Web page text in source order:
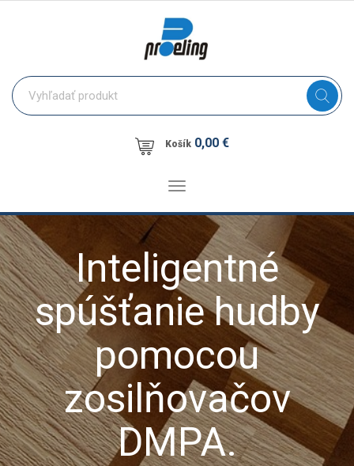
Košík 0,00 €
Toggle
Inteligentné
spúšťanie hudby
pomocou
zosilňovačov
DMPA.